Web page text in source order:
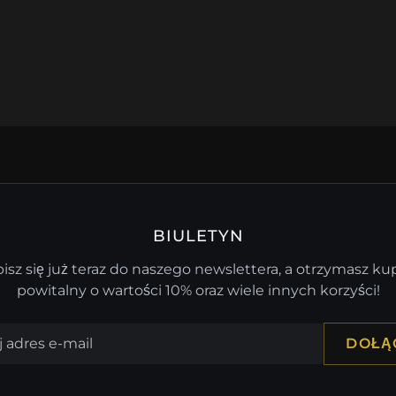
BIULETYN
się już teraz do naszego newslettera, a otrzymasz
powitalny o wartości 10% oraz wiele innych korzyści!